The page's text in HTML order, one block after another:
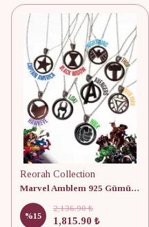
Reorah Collection
Marvel Amblem 925 Gümüş Kolyeler
%15
2,136.90 ₺
1,815.90 ₺